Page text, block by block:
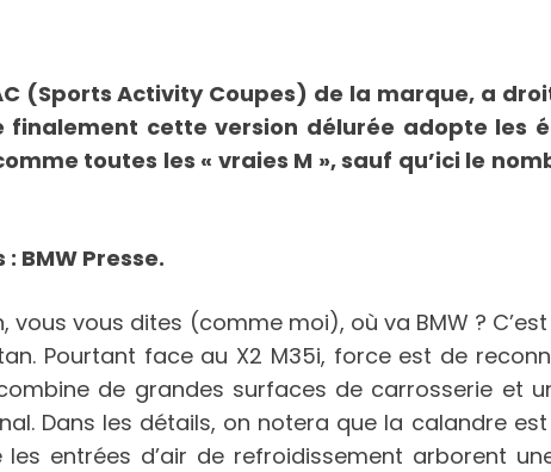
(Sports Activity Coupes) de la marque, a
cette version délurée adopte les
toutes les « vraies M », sauf qu’ici le
BMW Presse.
vous dites (comme moi), où va BMW ?
Pourtant face au X2 M35i, force est de
de grandes surfaces de carrosserie et
Dans les détails, on notera que la calandre
entrées d’air de refroidissement arborent